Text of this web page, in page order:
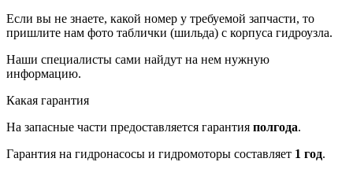
Если вы не знаете, какой номер у требуемой запчасти, то
пришлите нам фото таблички (шильда) с корпуса гидроузла.
Наши специалисты сами найдут на нем нужную
информацию.
Какая гарантия
На запасные части предоставляется гарантия полгода.
Гарантия на гидронасосы и гидромоторы составляет 1 год.